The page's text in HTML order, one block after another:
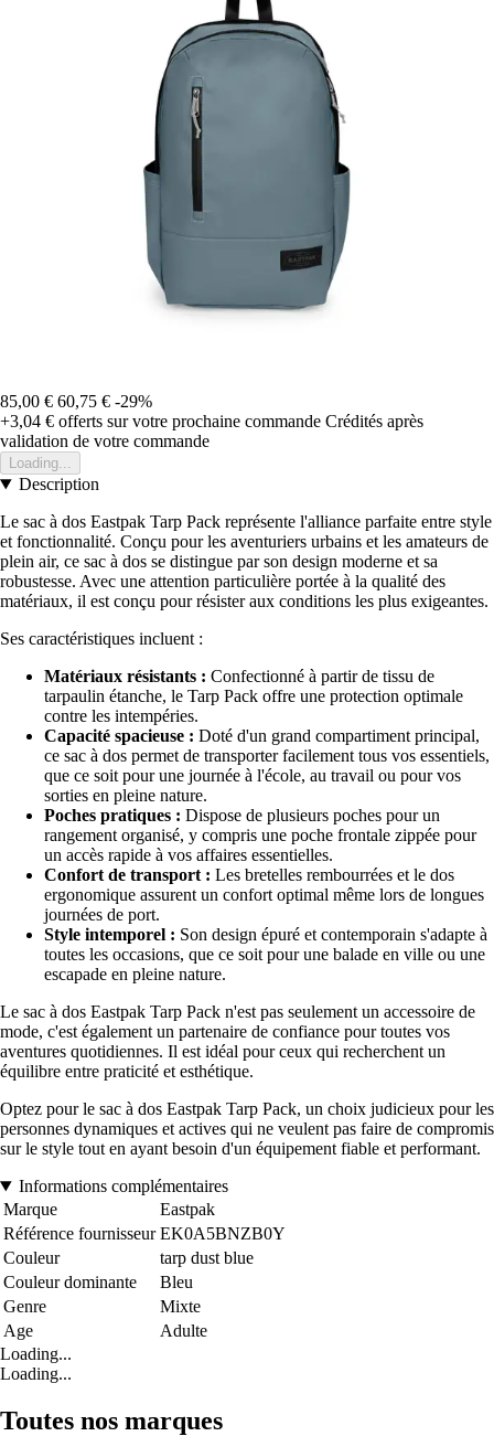
85,00 € 60,75 € -29%
+3,04 € offerts sur votre prochaine commande Crédités après
validation de votre commande
Loading...
Description
Le sac à dos Eastpak Tarp Pack représente l'alliance parfaite entre style
et fonctionnalité. Conçu pour les aventuriers urbains et les amateurs de
plein air, ce sac à dos se distingue par son design moderne et sa
robustesse. Avec une attention particulière portée à la qualité des
matériaux, il est conçu pour résister aux conditions les plus exigeantes.
Ses caractéristiques incluent :
Matériaux résistants : Confectionné à partir de tissu de
tarpaulin étanche, le Tarp Pack offre une protection optimale
contre les intempéries.
Capacité spacieuse : Doté d'un grand compartiment principal,
ce sac à dos permet de transporter facilement tous vos essentiels,
que ce soit pour une journée à l'école, au travail ou pour vos
sorties en pleine nature.
Poches pratiques : Dispose de plusieurs poches pour un
rangement organisé, y compris une poche frontale zippée pour
un accès rapide à vos affaires essentielles.
Confort de transport : Les bretelles rembourrées et le dos
ergonomique assurent un confort optimal même lors de longues
journées de port.
Style intemporel : Son design épuré et contemporain s'adapte à
toutes les occasions, que ce soit pour une balade en ville ou une
escapade en pleine nature.
Le sac à dos Eastpak Tarp Pack n'est pas seulement un accessoire de
mode, c'est également un partenaire de confiance pour toutes vos
aventures quotidiennes. Il est idéal pour ceux qui recherchent un
équilibre entre praticité et esthétique.
Optez pour le sac à dos Eastpak Tarp Pack, un choix judicieux pour les
personnes dynamiques et actives qui ne veulent pas faire de compromis
sur le style tout en ayant besoin d'un équipement fiable et performant.
Informations complémentaires
Marque
Eastpak
Référence fournisseur EK0A5BNZB0Y
Couleur
tarp dust blue
Couleur dominante
Bleu
Genre
Mixte
Age
Adulte
Loading...
Loading...
Toutes nos marques